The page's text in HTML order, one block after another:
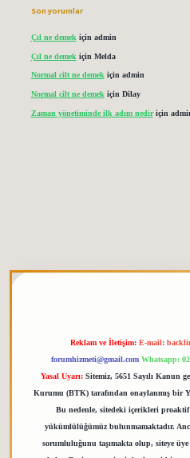
Son yorumlar
Çıl ne demek için admin
Çıl ne demek için Melda
Normal cilt ne demekiçin admin
Normal cilt ne demek için Dilay
Zaman yönetiminde ilk adım nediriçin
Reklam ve İletişim: E-mail:
forumhizmeti@gmail.com Whatsapp:
Yasal Uyarı: Sitemiz, 5651 Sayılı Kanun
Kurumu (BTK) tarafından onaylanmış bir
Bu nedenle, sitedeki içerikleri proaktif
yükümlülüğümüz bulunmamaktadır.
sorumluluğunu taşımakta olup, siteye